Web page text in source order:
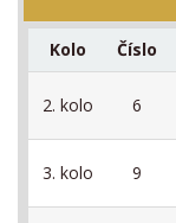
Kolo Číslo
2. kolo 6
3. kolo 9